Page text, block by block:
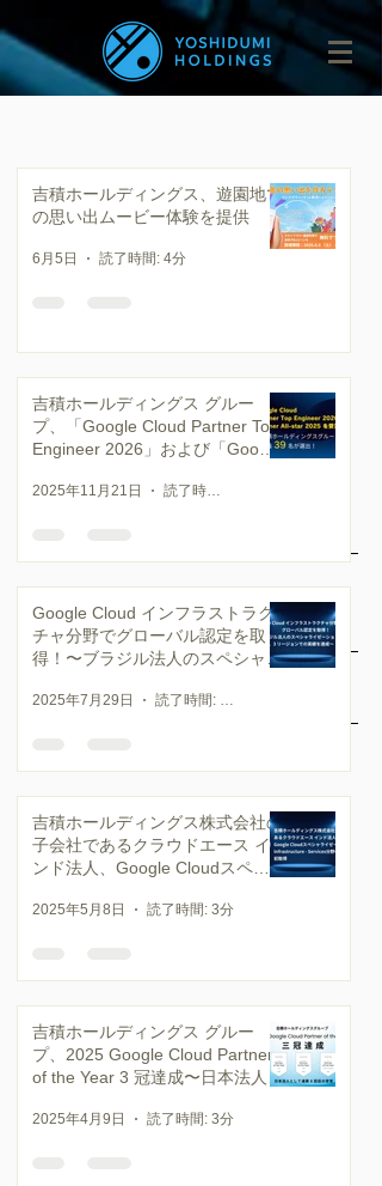
吉積ホールディングス、遊園地で
の思い出ムービー体験を提供
6月5日 読了時間: 4分
吉積ホールディングス グルー
プ、「Google Cloud Partner Top
Engineer 2026」および「Google
受賞〜技術とビジネスの両面でグ
2025年11月21日
Google Cloud インフラストラク
チャ分野でグローバル認定を取
得！〜ブラジル法人のスペシャラ
ジョンで獲得〜
2025年7月29日
吉積ホールディングス株式会社の
子会社であるクラウドエース イ
ンド法人、Google Cloudスペシ
Services分野の認定を初取得
2025年5月8日 読了時間: 3分
吉積ホールディングス グルー
プ、2025 Google Cloud Partner
of the Year 3 冠達成〜日本法人と
2025年4月9日 読了時間: 3分